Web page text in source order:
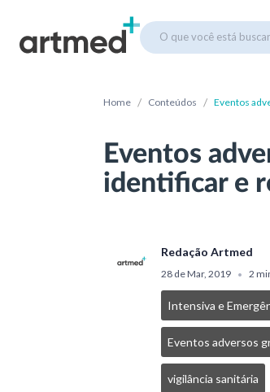
O que você está
Home / Conteúdos / Eventos
Eventos
identificar e
Redação Artmed
28 de Mar, 2019 • 2
Intensiva e
Eventos adversos
vigilância sanitária